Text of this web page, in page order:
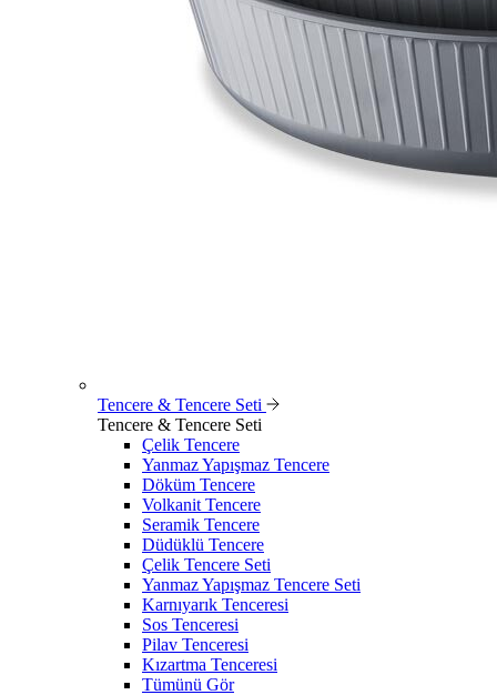
Tencere & Tencere Seti
Tencere & Tencere Seti
Çelik Tencere
Yanmaz Yapışmaz Tencere
Döküm Tencere
Volkanit Tencere
Seramik Tencere
Düdüklü Tencere
Çelik Tencere Seti
Yanmaz Yapışmaz Tencere Seti
Karnıyarık Tenceresi
Sos Tenceresi
Pilav Tenceresi
Kızartma Tenceresi
Tümünü Gör